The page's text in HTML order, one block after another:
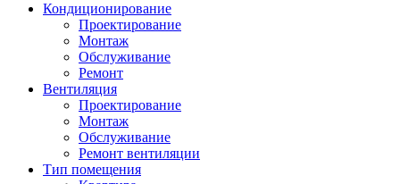
Кондиционирование
Проектирование
Монтаж
Обслуживание
Ремонт
Вентиляция
Проектирование
Монтаж
Обслуживание
Ремонт вентиляции
Тип помещения